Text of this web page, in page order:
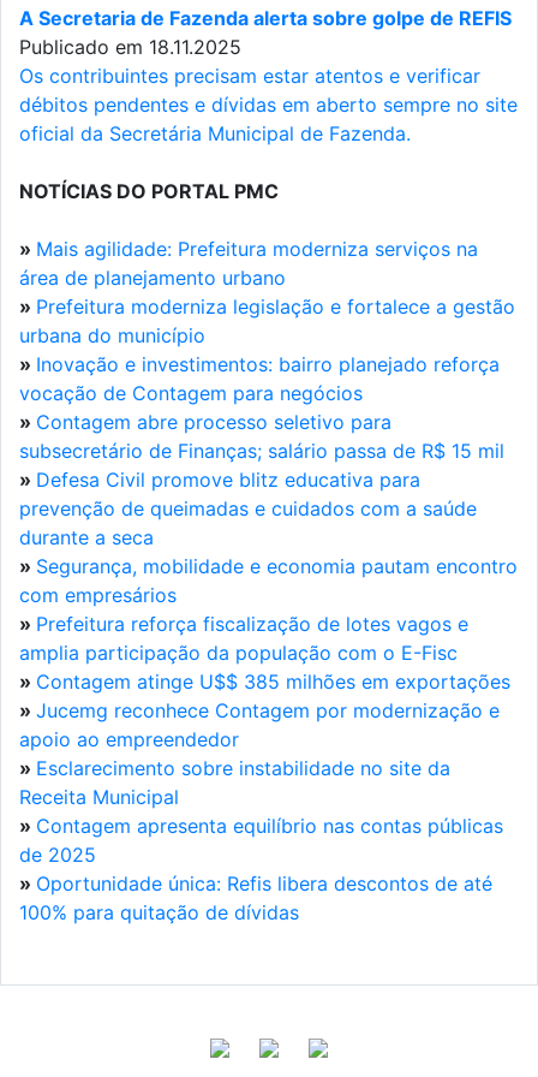
A Secretaria de Fazenda alerta sobre golpe de REFIS
Publicado em 18.11.2025
Os contribuintes precisam estar atentos e verificar
débitos pendentes e dívidas em aberto sempre no site
oficial da Secretária Municipal de Fazenda.
NOTÍCIAS DO PORTAL PMC
» Mais agilidade: Prefeitura moderniza serviços na
área de planejamento urbano
» Prefeitura moderniza legislação e fortalece a gestão
urbana do município
» Inovação e investimentos: bairro planejado reforça
vocação de Contagem para negócios
» Contagem abre processo seletivo para
subsecretário de Finanças; salário passa de R$ 15 mil
» Defesa Civil promove blitz educativa para
prevenção de queimadas e cuidados com a saúde
durante a seca
» Segurança, mobilidade e economia pautam encontro
com empresários
» Prefeitura reforça fiscalização de lotes vagos e
amplia participação da população com o E-Fisc
» Contagem atinge U$$ 385 milhões em exportações
» Jucemg reconhece Contagem por modernização e
apoio ao empreendedor
» Esclarecimento sobre instabilidade no site da
Receita Municipal
» Contagem apresenta equilíbrio nas contas públicas
de 2025
» Oportunidade única: Refis libera descontos de até
100% para quitação de dívidas